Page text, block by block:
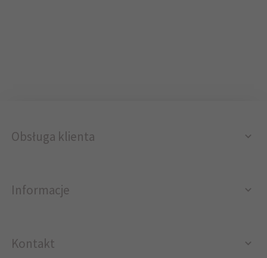
Obsługa klienta
Informacje
Kontakt